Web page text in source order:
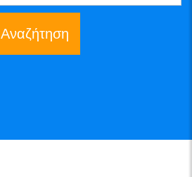
Αναζήτηση